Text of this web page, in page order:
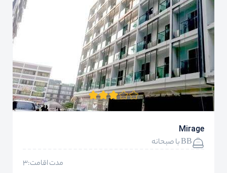
Mirage
BB با صبحانه
مدت اقامت:3